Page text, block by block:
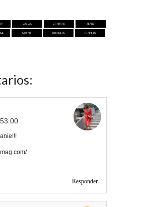
CASUAL GRANATE JEANS
OUTFIT SNEAKERS TRAINERS
Responder